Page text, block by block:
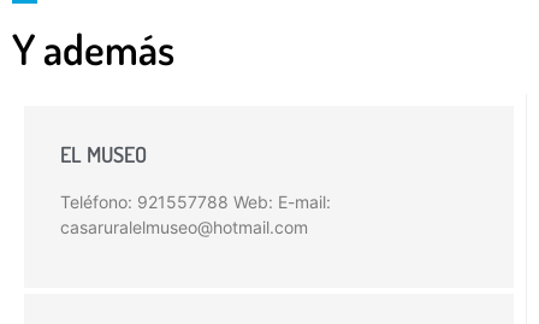
Y además
EL MUSEO
Teléfono: 921557788 Web: E-mail:
casaruralelmuseo@hotmail.com